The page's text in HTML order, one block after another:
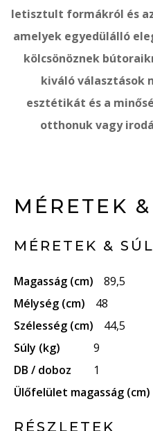
letisztult formákról és
amelyek egyedülálló
kölcsönöznek
kiváló választások
esztétikát és a
otthonuk vagy
MÉRETEK
MÉRETEK &
Magasság (cm)
89,5
Mélység (cm)
48
Szélesség (cm)
44,5
Súly (kg)
9
DB / doboz
1
Ülőfelület magasság (cm)
RÉSZLETEK